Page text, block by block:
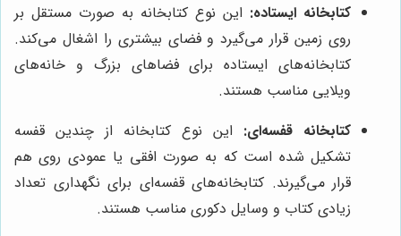
کتابخانه ایستاده: این نوع کتابخانه به صورت مستقل بر
روی زمین قرار می‌گیرد و فضای بیشتری را اشغال می‌کند.
کتابخانه‌های ایستاده برای فضاهای بزرگ و خانه‌های
ویلایی مناسب هستند.
کتابخانه قفسه‌ای: این نوع کتابخانه از چندین قفسه
تشکیل شده است که به صورت افقی یا عمودی روی هم
قرار می‌گیرند. کتابخانه‌های قفسه‌ای برای نگهداری تعداد
زیادی کتاب و وسایل دکوری مناسب هستند.